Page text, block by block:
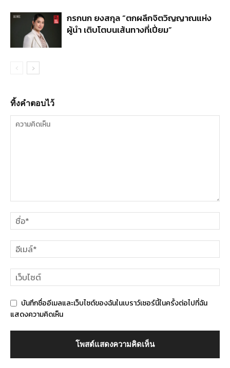
กรกนก ยงสกุล “ตกผลึกจิตวิญญาณแห่ง
ผู้นำ เติบโตบนเส้นทางที่เปี่ยม”
ทิ้งคำตอบไว้
บันทึกชื่ออีเมลและเว็บไซต์ของฉันในเบราว์เซอร์นี้ในครั้งต่อไปที่ฉัน
แสดงความคิดเห็น